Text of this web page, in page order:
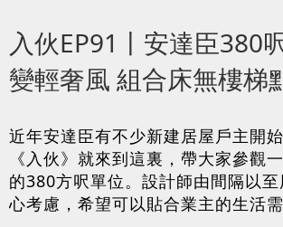
入伙EP91丨安達臣380
變輕奢風 組合床無樓梯
近年安達臣有不少新建居屋戶主開
《入伙》就來到這裏，帶大家參觀
的380方呎單位。設計師由間隔以
心考慮，希望可以貼合業主的生活需